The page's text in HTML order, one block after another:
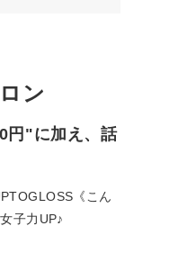
ン
円"に加え、話
《こん
子力UP♪